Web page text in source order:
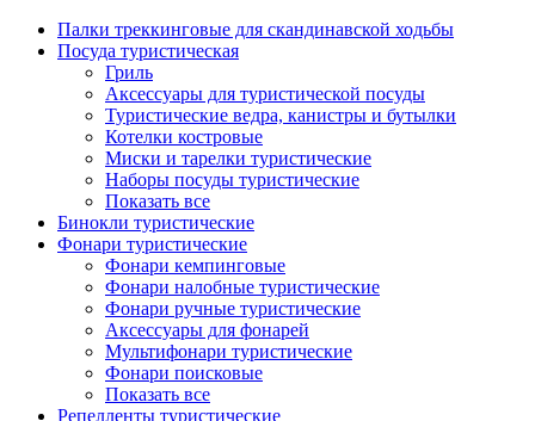
Палки треккинговые для скандинавской ходьбы
Посуда туристическая
Гриль
Аксессуары для туристической посуды
Туристические ведра, канистры и бутылки
Котелки костровые
Миски и тарелки туристические
Наборы посуды туристические
Показать все
Бинокли туристические
Фонари туристические
Фонари кемпинговые
Фонари налобные туристические
Фонари ручные туристические
Аксессуары для фонарей
Мультифонари туристические
Фонари поисковые
Показать все
Репелленты туристические